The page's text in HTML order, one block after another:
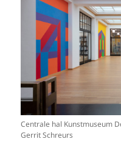
Centrale hal Kunstmuseum
Gerrit Schreurs